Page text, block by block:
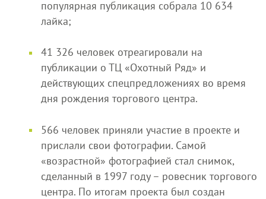
популярная публикация собрала 10 634
лайка;
41 326 человек отреагировали на
публикации о ТЦ «Охотный Ряд» и
действующих спецпредложениях во время
дня рождения торгового центра.
566 человек приняли участие в проекте и
прислали свои фотографии. Самой
«возрастной» фотографией стал снимок,
сделанный в 1997 году – ровесник торгового
центра. По итогам проекта был создан